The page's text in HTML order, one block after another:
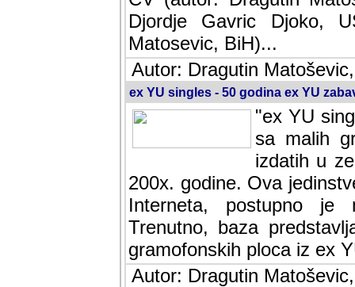
Djordje Gavric Djoko,
Matosevic, BiH)...
Autor: Dragutin
ex YU singles - 50 godina ex YU
"ex YU
sa malih
izdatih u
200x. godine. Ova
Interneta, postupno je
baza predstavlja
ploca iz ex YU.
Autor: Dragutin